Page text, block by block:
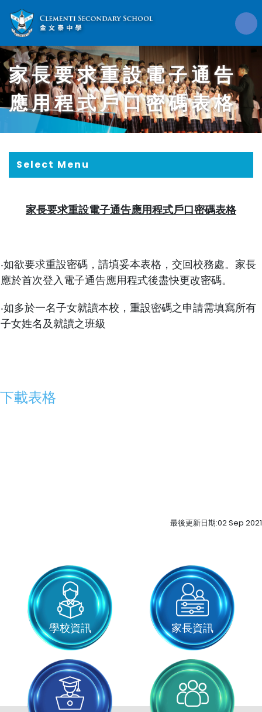
家長要求重設電子通告
應用程式戶口密碼表格
Select Menu
家長要求重設電子通告應用程式戶口密碼表格
‧如欲要求重設密碼，請填妥本表格，交回校務處。家長
應於首次登入電子通告應用程式後盡快更改密碼。
‧如多於一名子女就讀本校，重設密碼之申請需填寫所有
子女姓名及就讀之班級
下載表格
最後更新日期:02 Sep 2021
學校資訊 家長資訊